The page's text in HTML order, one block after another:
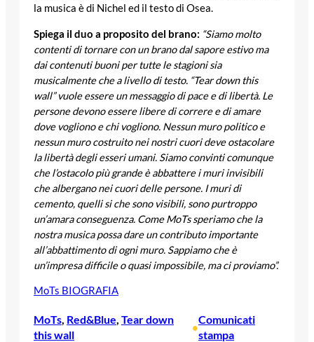
la musica è di Nichel ed il testo di Osea.
Spiega il duo a proposito del brano: “Siamo molto
contenti di tornare con un brano dal sapore estivo ma
dai contenuti buoni per tutte le stagioni sia
musicalmente che a livello di testo. “Tear down this
wall” vuole essere un messaggio di pace e di libertà. Le
persone devono essere libere di correre e di amare
dove vogliono e chi vogliono. Nessun muro politico e
nessun muro costruito nei nostri cuori deve ostacolare
la libertà degli esseri umani. Siamo convinti comunque
che l’ostacolo più grande è abbattere i muri invisibili
che albergano nei cuori delle persone. I muri di
cemento, quelli si che sono visibili, sono purtroppo
un’amara conseguenza. Come MoTs speriamo che la
nostra musica possa dare un contributo importante
all’abbattimento di ogni muro. Sappiamo che è
un’impresa difficile o quasi impossibile, ma ci proviamo”.
MoTs BIOGRAFIA
MoTs, Red&Blue, Tear down
this wall
•
Comunicati
stampa